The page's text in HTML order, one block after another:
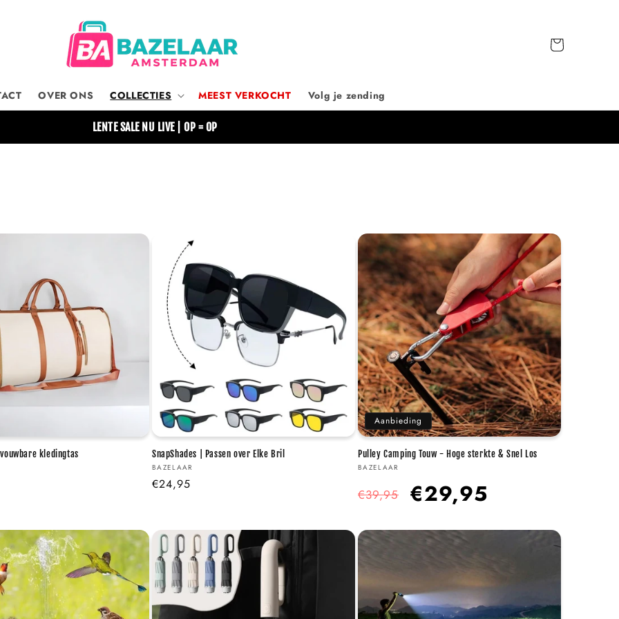
OVER ONS COLLECTIES MEEST VERKOCHT Volg je zending
Winkelwagen
LENTE SALE NU LIVE | OP = OP
kledingtas SnapShades | Passen over Elke Bril
Verkoper:
BAZELAAR
Normale
€24,95
Aanbieding
Pulley Camping Touw - Hoge sterkte & Snel Los
Verkoper:
BAZELAAR
prijs
€39,95
Aanbiedingsprijs
€29,95